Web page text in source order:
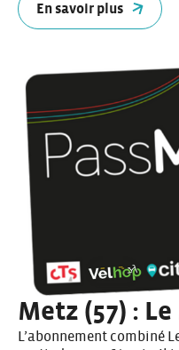
En savoir plus
Metz (57) :
L’abonnement combiné